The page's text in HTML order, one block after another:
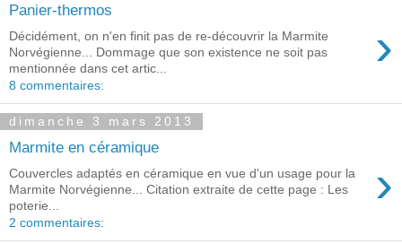
Panier-thermos
›
Décidément, on n'en finit pas de re-découvrir la Marmite
Norvégienne... Dommage que son existence ne soit pas
mentionnée dans cet artic...
8 commentaires:
dimanche 3 mars 2013
Marmite en céramique
›
Couvercles adaptés en céramique en vue d'un usage pour la
Marmite Norvégienne... Citation extraite de cette page : Les
poterie...
2 commentaires: